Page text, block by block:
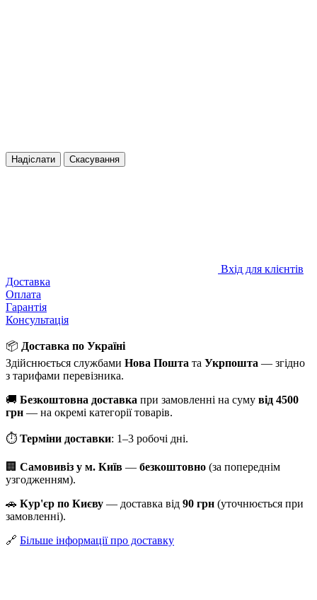
Надіслати Скасування
Вхід для клієнтів
Доставка
Оплата
Гарантія
Консультація
📦 Доставка по Україні
Здійснюється службами Нова Пошта та Укрпошта — згідно
з тарифами перевізника.
🚚 Безкоштовна доставка при замовленні на суму від 4500
грн — на окремі категорії товарів.
⏱ Терміни доставки: 1–3 робочі дні.
🏢 Самовивіз у м. Київ — безкоштовно (за попереднім
узгодженням).
🚗 Кур'єр по Києву — доставка від 90 грн (уточнюється при
замовленні).
🔗 Більше інформації про доставку